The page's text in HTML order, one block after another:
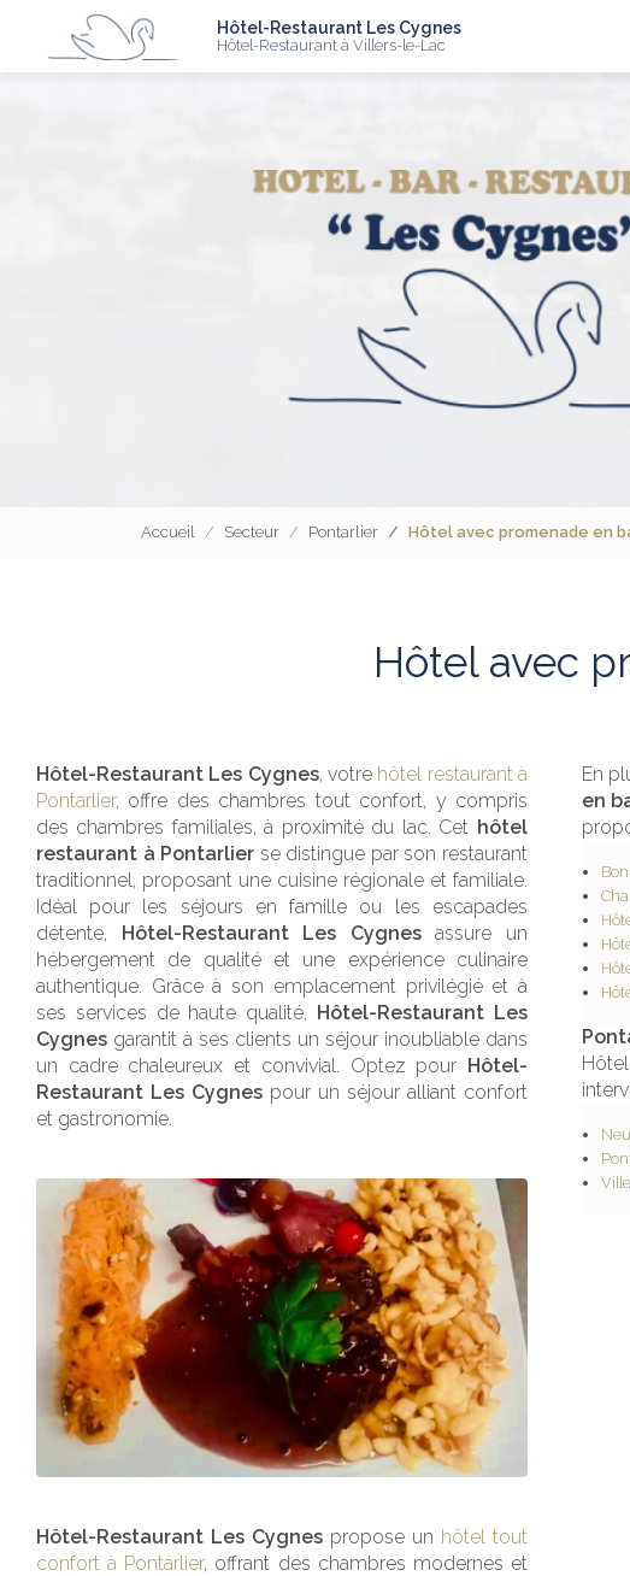
contenu
Hôtel-Restaurant Les Cygnes
Hôtel-Restaurant à Villers-le-Lac
Accueil Secteur Pontarlier Hôtel avec promenade en
Hôtel avec
Hôtel-Restaurant Les Cygnes, votre hôtel restaurant à
Pontarlier, offre des chambres tout confort, y compris
des chambres familiales, à proximité du lac. Cet hôtel
restaurant à Pontarlier se distingue par son restaurant
traditionnel, proposant une cuisine régionale et familiale.
Idéal pour les séjours en famille ou les escapades
détente, Hôtel-Restaurant Les Cygnesassure un
hébergement de qualité et une expérience culinaire
authentique. Grâce à son emplacement privilégié et à
ses services de haute qualité, Hôtel-Restaurant Les
Cygnes garantit à ses clients un séjour inoubliable dans
un cadre chaleureux et convivial. Optez pour Hôtel-
Restaurant Les Cygnes pour un séjour alliant confort
et gastronomie.
Hôtel-Restaurant Les Cygnes propose un hôtel tout
confort à Pontarlier, offrant des chambres modernes et
En
en